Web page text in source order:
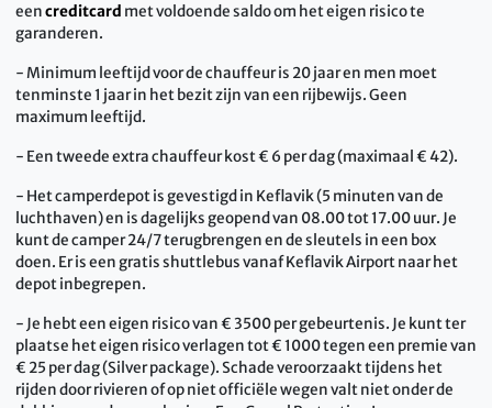
eencreditcard met voldoende saldo om het eigen risico te
garanderen.
- Minimum leeftijd voor de chauffeur is 20 jaar en men moet
tenminste 1 jaar in het bezit zijn van een rijbewijs. Geen
maximum leeftijd.
- Een tweede extra chauffeur kost € 6 per dag (maximaal € 42).
- Het camperdepot is gevestigd in Keflavik (5 minuten van de
luchthaven) en is dagelijks geopend van 08.00 tot 17.00 uur. Je
kunt de camper 24/7 terugbrengen en de sleutels in een box
doen. Er is een gratis shuttlebus vanaf Keflavik Airport naar het
depot inbegrepen.
- Je hebt een eigen risico van € 3500 per gebeurtenis. Je kunt ter
plaatse het eigen risico verlagen tot € 1000 tegen een premie van
€ 25 per dag (Silver package). Schade veroorzaakt tijdens het
rijden door rivieren of op niet officiële wegen valt niet onder de